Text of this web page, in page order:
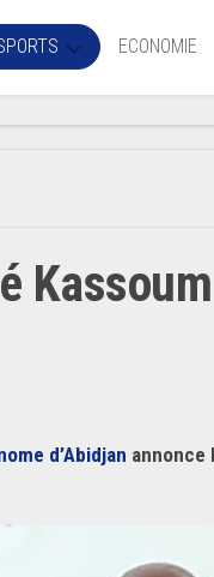
ECONOMIE
d’Abidjan annonce